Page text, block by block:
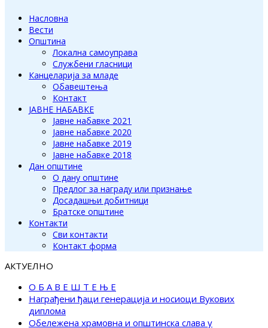
Насловна
Вести
Општина
Локална самоуправа
Службени гласници
Канцеларија за младе
Обавештења
Контакт
ЈАВНЕ НАБАВКЕ
Јавне набавке 2021
Јавне набавке 2020
Јавне набавке 2019
Јавне набавке 2018
Дан општине
О дану општине
Предлог за награду или признање
Досадашњи добитници
Братске општине
Контакти
Сви контакти
Контакт форма
АКТУЕЛНО
О Б А В Е Ш Т Е Њ Е
Награђени ђаци генерација и носиоци Вукових
диплома
Обележена храмовна и општинска слава у